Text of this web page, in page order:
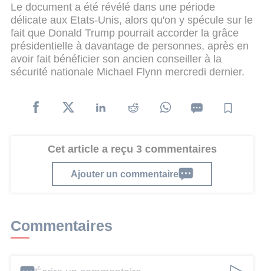
Le document a été révélé dans une période
délicate aux Etats-Unis, alors qu'on y spécule sur le
fait que Donald Trump pourrait accorder la grâce
présidentielle à davantage de personnes, après en
avoir fait bénéficier son ancien conseiller à la
sécurité nationale Michael Flynn mercredi dernier.
Cet article a reçu 3 commentaires
Ajouter un commentaire
Commentaires